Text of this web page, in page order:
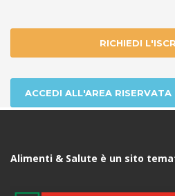
RICHIEDI
ACCEDI ALL'AREA RISERVATA
Alimenti & Salute è un sito